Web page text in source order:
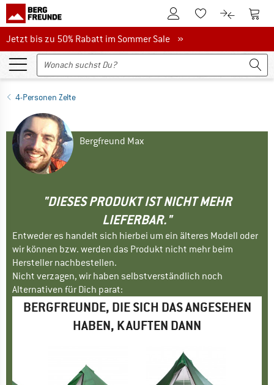
Zum KundenkontoZum Merkzettel.
Zum Zum
Jetzt bis zu 50% Rabatt im Sommer Sale
Jetzt bis zu 50% Rabatt im Sommer Sale »
4-Personen Zelte
Bergfreund Max
"DIESES PRODUKT IST NICHT MEHR
LIEFERBAR."
Entweder es handelt sich hierbei um ein älteres Modell oder
wir können bzw. werden das Produkt nicht mehr beim
Hersteller nachbestellen.
Nicht verzagen, wir haben selbstverständlich noch
Alternativen für Dich parat:
BERGFREUNDE, DIE SICH DAS ANGESEHEN
HABEN, KAUFTEN DANN